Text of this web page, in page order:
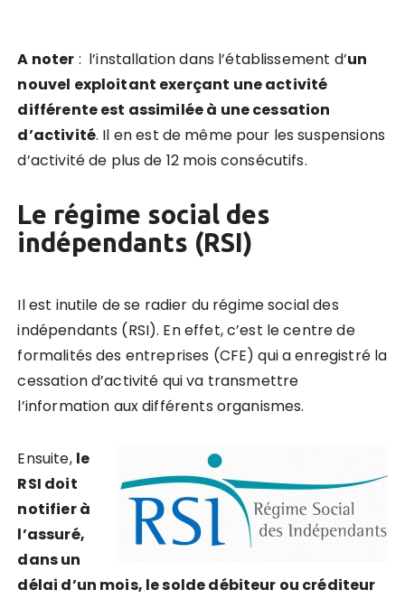
A noter : l’installation dans l’établissement d’un
nouvel exploitant exerçant une activité
différente est assimilée à une cessation
d’activité. Il en est de même pour les suspensions
d’activité de plus de 12 mois consécutifs.
Le régime social des
indépendants (RSI)
Il est inutile de se radier du régime social des
indépendants (RSI). En effet, c’est le centre de
formalités des entreprises (CFE) qui a enregistré la
cessation d’activité qui va transmettre
l’information aux différents organismes.
Ensuite, le
RSI doit
notifier à
l’assuré,
dans un
délai d’un mois, le solde débiteur ou créditeur